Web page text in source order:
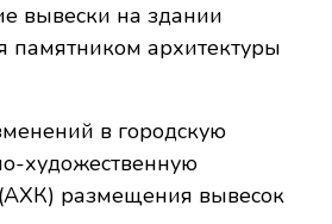
вывески на здании
архитектуры
в городскую
художественную
размещения вывесок